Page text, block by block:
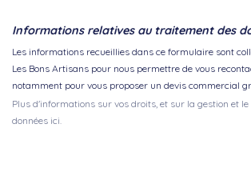
Informations relatives au traitement des
Les informations recueillies dans ce formulaire sont
Les Bons Artisans pour nous permettre de vous
notamment pour vous proposer un devis commercial
Plus d'informations sur vos droits, et sur la gestion et
données ici.